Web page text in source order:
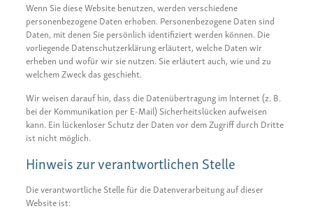
Wenn Sie diese Website benutzen, werden verschiedene
personenbezogene Daten erhoben. Personenbezogene Daten sind
Daten, mit denen Sie persönlich identifiziert werden können. Die
vorliegende Datenschutzerklärung erläutert, welche Daten wir
erheben und wofür wir sie nutzen. Sie erläutert auch, wie und zu
welchem Zweck das geschieht.
Wir weisen darauf hin, dass die Datenübertragung im Internet (z. B.
bei der Kommunikation per E-Mail) Sicherheitslücken aufweisen
kann. Ein lückenloser Schutz der Daten vor dem Zugriff durch Dritte
ist nicht möglich.
Hinweis zur verantwortlichen Stelle
Die verantwortliche Stelle für die Datenverarbeitung auf dieser
Website ist: